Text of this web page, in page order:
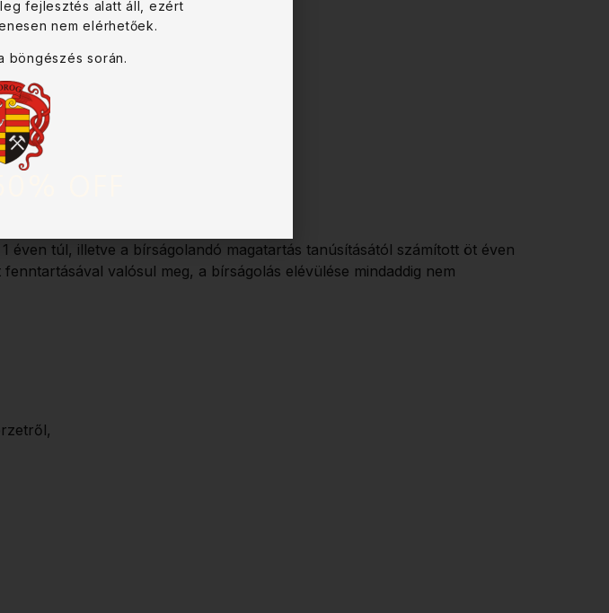
szabható ki.
túl, illetve a bírságolandó magatartás tanúsításától számított öt éven
valósul meg, a bírságolás elévülése mindaddig nem
fejlesztés alatt áll, ezért
nem elérhetőek.
böngészés során.